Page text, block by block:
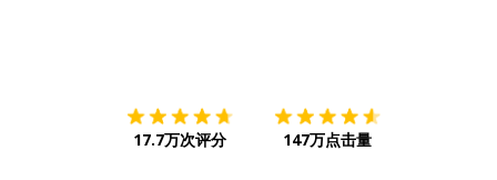
17.7万次评分 147万点击量